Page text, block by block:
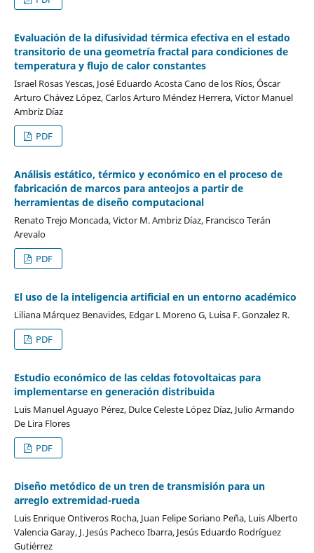
Evaluación de la difusividad térmica efectiva en el estado
transitorio de una geometría fractal para condiciones de
temperatura y flujo de calor constantes
Israel Rosas Yescas, José Eduardo Acosta Cano de los Ríos, Óscar
Arturo Chávez López, Carlos Arturo Méndez Herrera, Victor Manuel
Ambríz Díaz
PDF
Análisis estático, térmico y económico en el proceso de
fabricación de marcos para anteojos a partir de
herramientas de diseño computacional
Renato Trejo Moncada, Victor M. Ambriz Díaz, Francisco Terán
Arevalo
PDF
El uso de la inteligencia artificial en un entorno académico
Liliana Márquez Benavides, Edgar L Moreno G, Luisa F. Gonzalez R.
PDF
Estudio económico de las celdas fotovoltaicas para
implementarse en generación distribuida
Luis Manuel Aguayo Pérez, Dulce Celeste López Díaz, Julio Armando
De Lira Flores
PDF
Diseño metódico de un tren de transmisión para un
arreglo extremidad-rueda
Luis Enrique Ontiveros Rocha, Juan Felipe Soriano Peña, Luis Alberto
Valencia Garay, J. Jesús Pacheco Ibarra, Jesús Eduardo Rodríguez
Gutiérrez